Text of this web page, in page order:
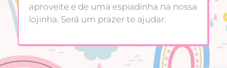
aproveite e de uma espiadinha na nossa
lojinha. Será um prazer te ajudar.